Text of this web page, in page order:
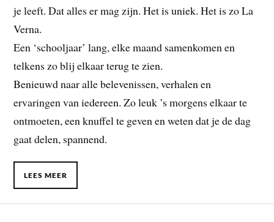
je leeft. Dat alles er mag zijn. Het is uniek. Het is zo La
Verna.
Een ‘schooljaar’ lang, elke maand samenkomen en
telkens zo blij elkaar terug te zien.
Benieuwd naar alle belevenissen, verhalen en
ervaringen van iedereen. Zo leuk ’s morgens elkaar te
ontmoeten, een knuffel te geven en weten dat je de dag
gaat delen, spannend.
LEES MEER